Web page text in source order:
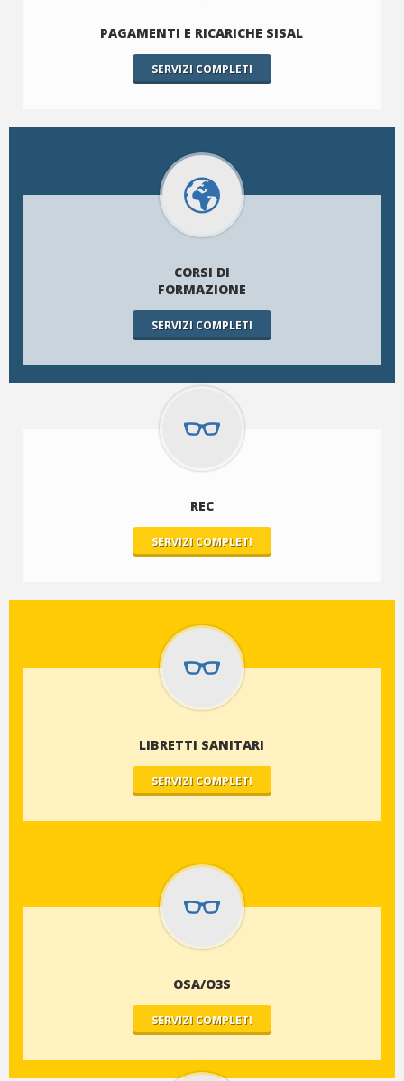
PAGAMENTI E RICARICHE SISAL
SERVIZI COMPLETI
CORSI DI
FORMAZIONE
SERVIZI COMPLETI
REC
SERVIZI COMPLETI
LIBRETTI SANITARI
SERVIZI COMPLETI
OSA/O3S
SERVIZI COMPLETI